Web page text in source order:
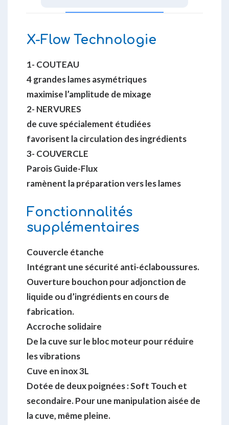
X-Flow Technologie
1- COUTEAU
4 grandes lames asymétriques
maximise l’amplitude de mixage
2- NERVURES
de cuve spécialement étudiées
favorisent la circulation des ingrédients
3- COUVERCLE
Parois Guide-Flux
ramènent la préparation vers les lames
Fonctionnalités
supplémentaires
Couvercle étanche
Intégrant une sécurité anti-éclaboussures.
Ouverture bouchon pour adjonction de
liquide ou d’ingrédients en cours de
fabrication.
Accroche solidaire
De la cuve sur le bloc moteur pour réduire
les vibrations
Cuve en inox 3L
Dotée de deux poignées : Soft Touch et
secondaire. Pour une manipulation aisée de
la cuve, même pleine.